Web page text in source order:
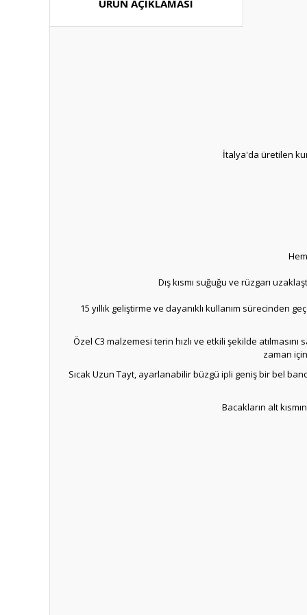
ÜRÜN AÇIKLAMASI
İtalya'da üretilen
Dış kısmı suğuğu ve rüzgarı
15 yıllık geliştirme ve dayanıklı kullanım sürecinden
Özel C3 malzemesi terin hızlı ve etkili şekilde
zaman
Sıcak Uzun Tayt, ayarlanabilir büzgü ipli geniş bir bel
Bacakların alt